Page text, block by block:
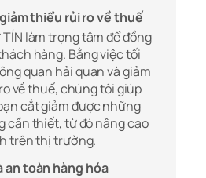
thiểu rủi ro về thuế
làm trọng tâm để đồng
hàng. Bằng việc tối
quan hải quan và giảm
về thuế, chúng tôi giúp
cắt giảm được những
cần thiết, từ đó nâng cao
trên thị trường.
an toàn hàng hóa